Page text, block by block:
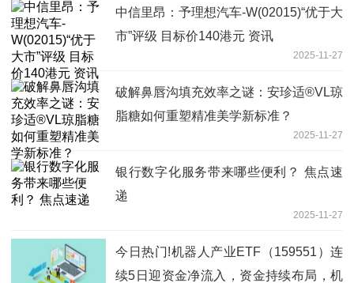
中信里昂：予理想汽车-W(02015)“优于大
市”评级 目标价140港元 资讯
2025-11-27
破解鼻唇沟填充效率之谜：安珍适®VL琼
脂糖如何重塑精准美学新标准？
2025-11-27
银行数字化服务带来哪些便利？ 焦点速
递
2025-11-27
今日热门!机器人产业ETF（159551）连
续5日迎资金净流入，资金持续布局，机